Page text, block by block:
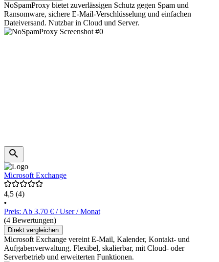
NoSpamProxy bietet zuverlässigen Schutz gegen Spam und
Ransomware, sichere E-Mail-Verschlüsselung und einfachen
Dateiversand. Nutzbar in Cloud und Server.
Microsoft Exchange
4,5 (4)
•
Preis: Ab 3,70 € / User / Monat
(4 Bewertungen)
Direkt vergleichen
Microsoft Exchange vereint E-Mail, Kalender, Kontakt- und
Aufgabenverwaltung. Flexibel, skalierbar, mit Cloud- oder
Serverbetrieb und erweiterten Funktionen.